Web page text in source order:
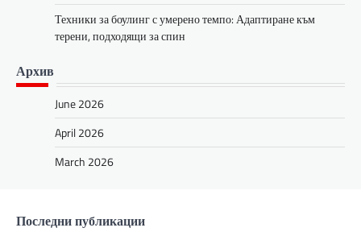
Техники за боулинг с умерено темпо: Адаптиране към
терени, подходящи за спин
Архив
June 2026
April 2026
March 2026
Последни публикации